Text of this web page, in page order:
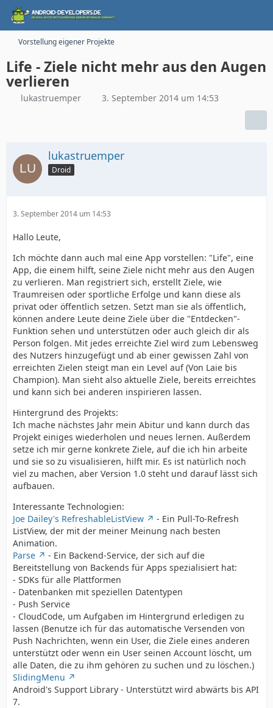
Vorstellung eigener Projekte
Life - Ziele nicht mehr aus den Augen
verlieren
lukastruemper 3. September 2014 um 14:53
lukastruemper
Droid
3. September 2014 um 14:53
Hallo Leute,
Ich möchte dann auch mal eine App vorstellen: "Life", eine
App, die einem hilft, seine Ziele nicht mehr aus den Augen
zu verlieren. Man registriert sich, erstellt Ziele, wie
Traumreisen oder sportliche Erfolge und kann diese als
privat oder öffentlich setzen. Setzt man sie als öffentlich,
können andere Leute deine Ziele über die "Entdecken"-
Funktion sehen und unterstützen oder auch gleich dir als
Person folgen. Mit jedes erreichte Ziel wird zum Lebensweg
des Nutzers hinzugefügt und ab einer gewissen Zahl von
erreichten Zielen steigt man ein Level auf (Von Laie bis
Champion). Man sieht also aktuelle Ziele, bereits erreichtes
und kann sich bei anderen inspirieren lassen.
Hintergrund des Projekts:
Ich mache nächstes Jahr mein Abitur und kann durch das
Projekt einiges wiederholen und neues lernen. Außerdem
setze ich mir gerne konkrete Ziele, auf die ich hin arbeite
und sie so zu visualisieren, hilft mir. Es ist natürlich noch
viel zu machen, aber Version 1.0 steht und darauf lässt sich
aufbauen.
Interessante Technologien:
Joe Dailey's RefreshableListView
- Ein Pull-To-Refresh
ListView, der mit der meiner Meinung nach besten
Animation.
Parse
- Ein Backend-Service, der sich auf die
Bereitstellung von Backends für Apps spezialisiert hat:
- SDKs für alle Plattformen
- Datenbanken mit speziellen Datentypen
- Push Service
- CloudCode, um Aufgaben im Hintergrund erledigen zu
lassen (Benutze ich für das automatische Versenden von
Push Nachrichten, wenn ein User, die Ziele eines anderen
unterstützt oder wenn ein User seinen Account löscht, um
alle Daten, die zu ihm gehören zu suchen und zu löschen.)
SlidingMenu
Android's Support Library - Unterstützt wird abwärts bis API
7.